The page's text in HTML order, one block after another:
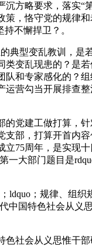
沉方略要求，落实“
策，恪守党的规律
不懈捍卫？。
型变乱教训，是
类变乱现患的？是
队和专家感化的？
运营勾当开展排查
党建工做打算，针
支部，打算开首内容
立75周年，是实现
一大部门题目是
；规律、组织规
中国特色社会从义
社会从义思惟干部